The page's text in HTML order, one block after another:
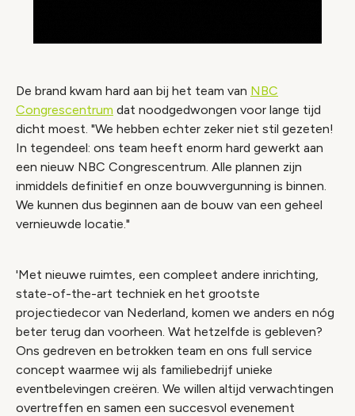
De brand kwam hard aan bij het team van NBC
Congrescentrum dat noodgedwongen voor lange tijd
dicht moest. "We hebben echter zeker niet stil gezeten!
In tegendeel: ons team heeft enorm hard gewerkt aan
een nieuw NBC Congrescentrum. Alle plannen zijn
inmiddels definitief en onze bouwvergunning is binnen.
We kunnen dus beginnen aan de bouw van een geheel
vernieuwde locatie."
'Met nieuwe ruimtes, een compleet andere inrichting,
state-of-the-art techniek en het grootste
projectiedecor van Nederland, komen we anders en nóg
beter terug dan voorheen. Wat hetzelfde is gebleven?
Ons gedreven en betrokken team en ons full service
concept waarmee wij als familiebedrijf unieke
eventbelevingen creëren. We willen altijd verwachtingen
overtreffen en samen een succesvol evenement